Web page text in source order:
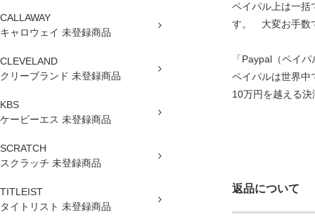
CALLAWAY
キャロウェイ 未登録商品
CLEVELAND
クリーブランド 未登録商品
KBS
ケービーエス 未登録商品
SCRATCH
スクラッチ 未登録商品
TITLEIST
タイトリスト 未登録商品
ペイパル上は一
す。 大変お手数
「Paypal（ペイ
ペイパルは世界
10万円を越える
返品について